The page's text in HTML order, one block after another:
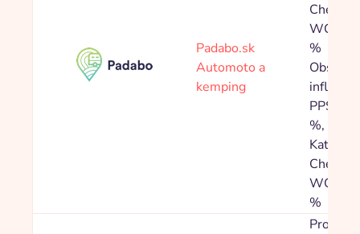
Padabo.sk
Automoto a
kemping
WC
%
Obsahy
PPS
%,
WC
%
Provize